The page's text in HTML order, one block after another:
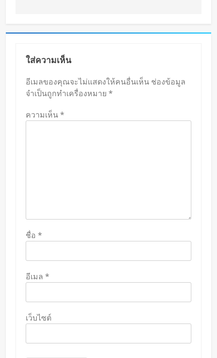
ใส่ความเห็น
อีเมลของคุณจะไม่แสดงให้คนอื่นเห็น ช่องข้อมูล
จำเป็นถูกทำเครื่องหมาย *
ความเห็น*
ชื่อ *
อีเมล *
เว็บไซต์